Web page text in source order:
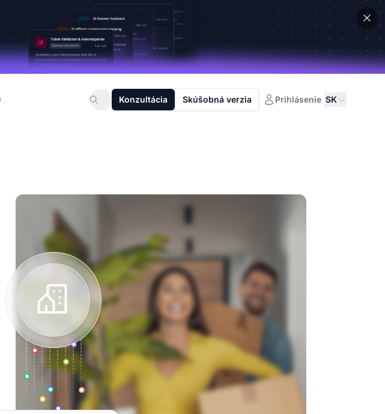
Konzultácia Skúšobná verzia Prihlásenie SK